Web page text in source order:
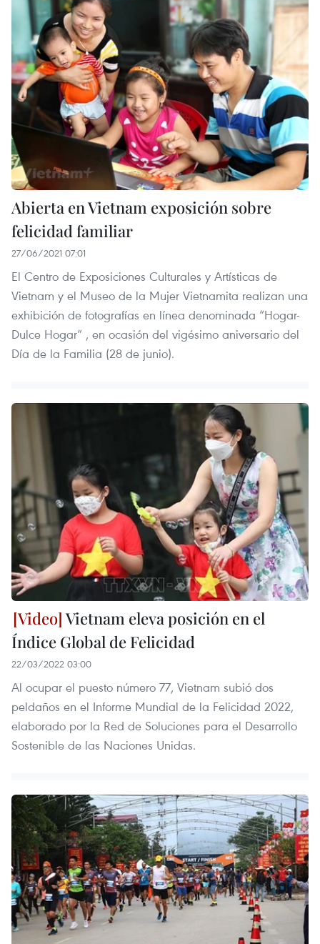
Abierta en Vietnam exposición sobre
felicidad familiar
27/06/2021 07:01
El Centro de Exposiciones Culturales y Artísticas de
Vietnam y el Museo de la Mujer Vietnamita realizan una
exhibición de fotografías en línea denominada “Hogar-
Dulce Hogar” , en ocasión del vigésimo aniversario del
Día de la Familia (28 de junio).
Vietnam eleva posición en el
Índice Global de Felicidad
22/03/2022 03:00
Al ocupar el puesto número 77, Vietnam subió dos
peldaños en el Informe Mundial de la Felicidad 2022,
elaborado por la Red de Soluciones para el Desarrollo
Sostenible de las Naciones Unidas.